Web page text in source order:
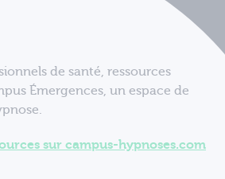
de santé, ressources
Émergences, un espace de
sur campus-hypnoses.com